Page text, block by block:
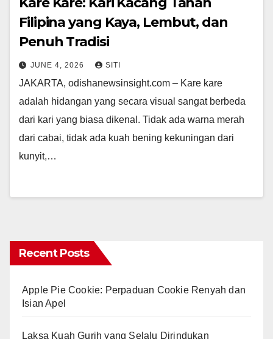
Filipina yang Kaya, Lembut, dan
Penuh Tradisi
JUNE 4, 2026 SITI
JAKARTA, odishanewsinsight.com – Kare kare
adalah hidangan yang secara visual sangat berbeda
dari kari yang biasa dikenal. Tidak ada warna merah
dari cabai, tidak ada kuah bening kekuningan dari
kunyit,…
Recent Posts
Apple Pie Cookie: Perpaduan Cookie Renyah dan
Isian Apel
Laksa Kuah Gurih yang Selalu Dirindukan